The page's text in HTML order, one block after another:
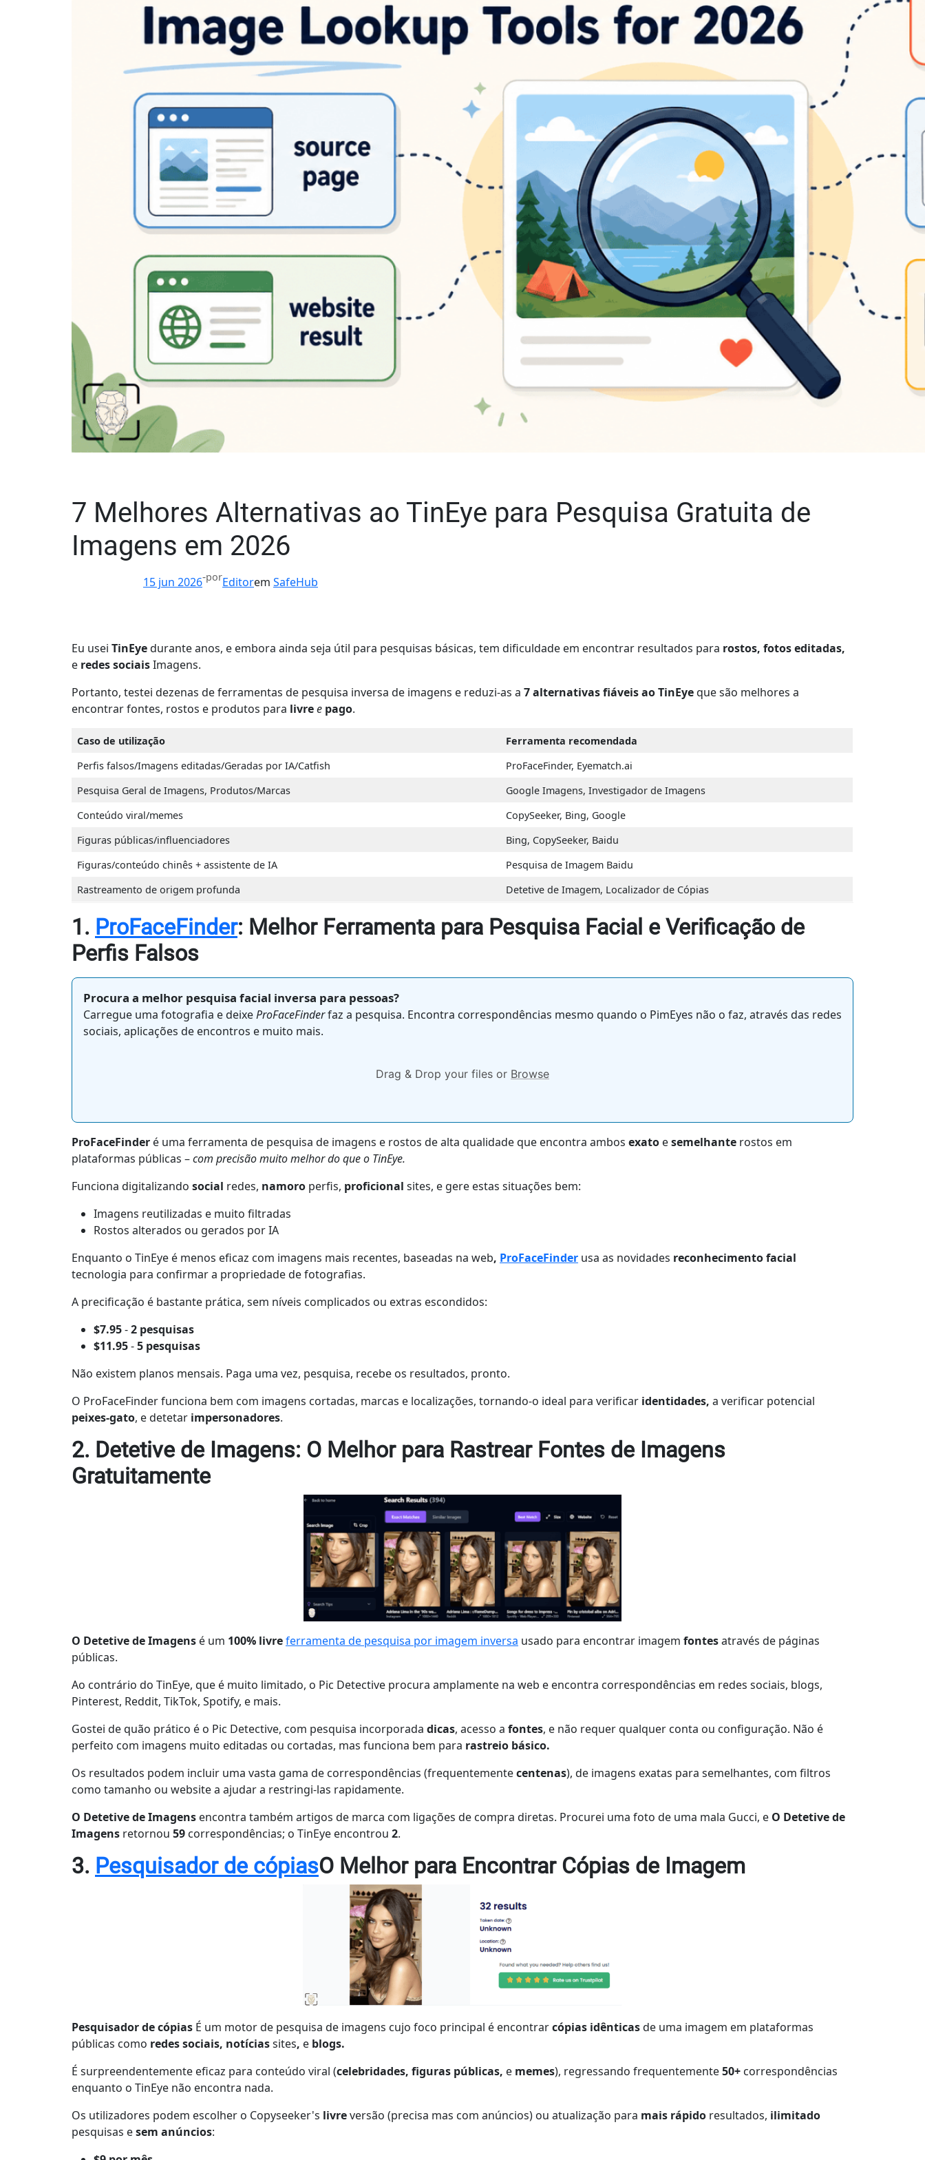
7 Melhores Alternativas ao TinEye para Pesquisa Gratuita de
Imagens em 2026
15 jun 2026-porEditorem SafeHub
Eu usei TinEyedurante anos, e embora ainda seja útil para pesquisas básicas, tem dificuldade em encontrar resultados para rostos, fotos editadas,
e redes sociaisImagens.
Portanto, testei dezenas de ferramentas de pesquisa inversa de imagens e reduzi-as a 7 alternativas fiáveis ao TinEyeque são melhores a
encontrar fontes, rostos e produtos para livree pago.
Caso de utilização
Ferramenta recomendada
Perfis falsos/Imagens editadas/Geradas por IA/Catfish
ProFaceFinder, Eyematch.ai
Pesquisa Geral de Imagens, Produtos/Marcas
Google Imagens, Investigador de Imagens
Conteúdo viral/memes
CopySeeker, Bing, Google
Figuras públicas/influenciadores
Bing, CopySeeker, Baidu
Figuras/conteúdo chinês + assistente de IA
Pesquisa de Imagem Baidu
Rastreamento de origem profunda
Detetive de Imagem, Localizador de Cópias
1. ProFaceFinder: Melhor Ferramenta para Pesquisa Facial e Verificação de
Perfis Falsos
Procura a melhor pesquisa facial inversa para pessoas?
Carregue uma fotografia e deixeProFaceFinderfaz a pesquisa. Encontra correspondências mesmo quando o PimEyes não o faz, através das redes
sociais, aplicações de encontros e muito mais.
Drag & Drop your files or Browse
ProFaceFinder é uma ferramenta de pesquisa de imagens e rostos de alta qualidade que encontra ambos exato esemelhante rostos em
plataformas públicas –com precisão muito melhor do que o TinEye.
Funciona digitalizando social redes, namoro perfis, proficional sites, e gere estas situações bem:
Imagens reutilizadas e muito filtradas
Rostos alterados ou gerados por IA
Enquanto o TinEye é menos eficaz com imagens mais recentes, baseadas na web, ProFaceFinder usa as novidades reconhecimento facial
tecnologia para confirmar a propriedade de fotografias.
A precificação é bastante prática, sem níveis complicados ou extras escondidos:
$7.95-2 pesquisas
$11.95-5 pesquisas
Não existem planos mensais. Paga uma vez, pesquisa, recebe os resultados, pronto.
O ProFaceFinder funciona bem com imagens cortadas, marcas e localizações, tornando-o ideal para verificar identidades, a verificar potencial
peixes-gato, e detetar impersonadores.
2. Detetive de Imagens: O Melhor para Rastrear Fontes de Imagens
Gratuitamente
O Detetive de Imagens é um 100% livreferramenta de pesquisa por imagem inversa usado para encontrar imagem fontesatravés de páginas
públicas.
Ao contrário do TinEye, que é muito limitado, o Pic Detective procura amplamente na web e encontra correspondências em redes sociais, blogs,
Pinterest, Reddit, TikTok, Spotify, e mais.
Gostei de quão prático é o Pic Detective, com pesquisa incorporada dicas, acesso a fontes, e não requer qualquer conta ou configuração. Não é
perfeito com imagens muito editadas ou cortadas, mas funciona bem para rastreio básico.
Os resultados podem incluir uma vasta gama de correspondências (frequentementecentenas), de imagens exatas para semelhantes, com filtros
como tamanho ou website a ajudar a restringi-las rapidamente.
O Detetive de Imagens encontra também artigos de marca com ligações de compra diretas. Procurei uma foto de uma mala Gucci, e O Detetive de
Imagens retornou 59 correspondências; o TinEye encontrou 2.
3. Pesquisador de cópiasO Melhor para Encontrar Cópias de Imagem
Pesquisador de cópias É um motor de pesquisa de imagens cujo foco principal é encontrarcópias idênticasde uma imagem em plataformas
públicas como redes sociais, notíciassites, e blogs.
É surpreendentemente eficaz para conteúdo viral (celebridades, figuras públicas, e memes), regressando frequentemente50+ correspondências
enquanto o TinEye não encontra nada.
Os utilizadores podem escolher o Copyseeker's livreversão (precisa mas com anúncios) ou atualização para mais rápido resultados, ilimitado
pesquisas esem anúncios: